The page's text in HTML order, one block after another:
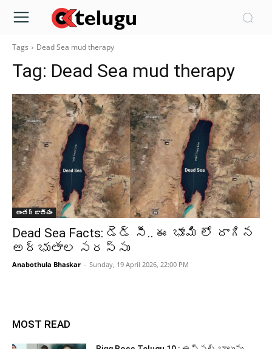
Tags Dead Sea mud therapy
Tag: Dead Sea mud therapy
అంతర్జాతీయం
Dead Sea Facts: డెడ్‌ సీ.. ఈ భూమి లో దాగిన
అద్భుతాల సరస్సు
Anabothula Bhaskar - Sunday, 19 April 2026, 22:00 PM
MOST READ